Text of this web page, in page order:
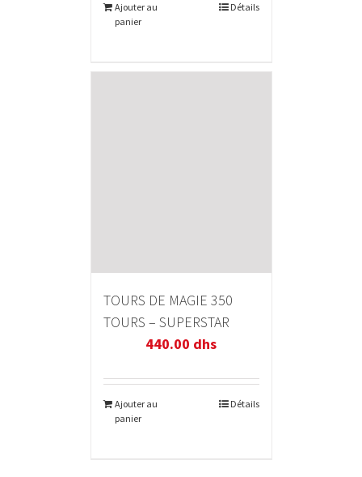
Ajouter au
panier
Détails
TOURS DE MAGIE 350
TOURS – SUPERSTAR
440.00 dhs
Ajouter au
panier
Détails